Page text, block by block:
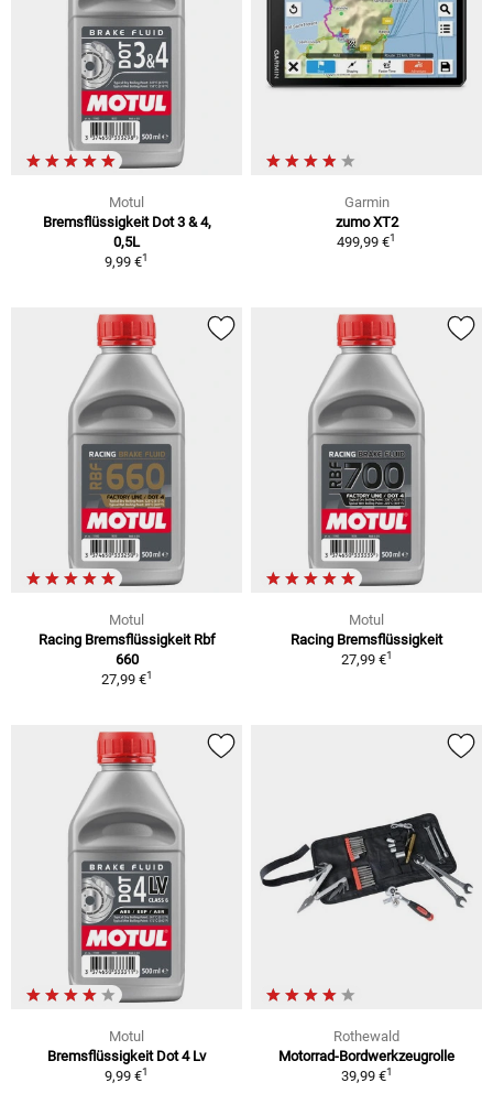
Motul
Bremsflüssigkeit Dot 3 & 4,
0,5L
9,99 €1
Garmin
zumo XT2
499,99 €1
Motul
Racing Bremsflüssigkeit Rbf
660
27,99 €1
Motul
Racing Bremsflüssigkeit
27,99 €1
Motul
Bremsflüssigkeit Dot 4 Lv
9,99 €1
Rothewald
Motorrad-Bordwerkzeugrolle
39,99 €1